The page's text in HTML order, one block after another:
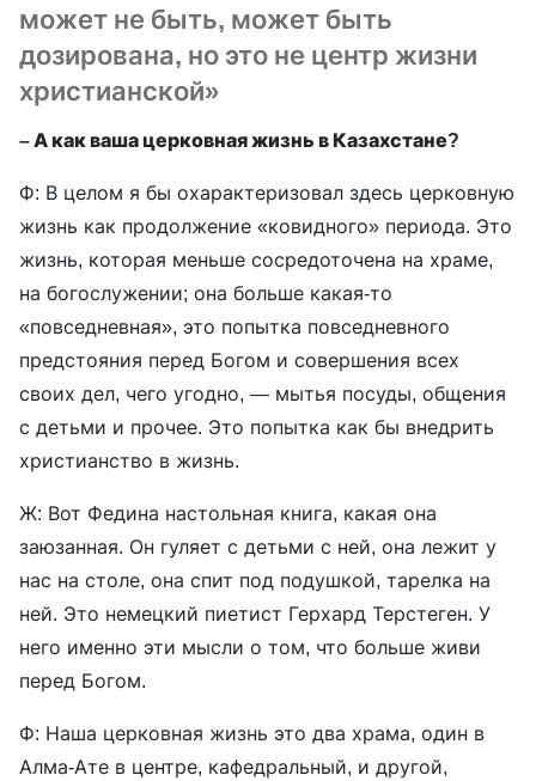
может не быть, может быть
дозирована, но это не центр жизни
христианской»
– А как ваша церковная жизнь в Казахстане?
Ф: В целом я бы охарактеризовал здесь церковную
жизнь как продолжение «ковидного» периода. Это
жизнь, которая меньше сосредоточена на храме,
на богослужении; она больше какая-то
«повседневная», это попытка повседневного
предстояния перед Богом и совершения всех
своих дел, чего угодно, — мытья посуды, общения
с детьми и прочее. Это попытка как бы внедрить
христианство в жизнь.
Ж: Вот Федина настольная книга, какая она
заюзанная. Он гуляет с детьми с ней, она лежит у
нас на столе, она спит под подушкой, тарелка на
ней. Это немецкий пиетист Герхард Терстеген. У
него именно эти мысли о том, что больше живи
перед Богом.
Ф: Наша церковная жизнь это два храма, один в
Алма-Ате в центре, кафедральный, и другой,